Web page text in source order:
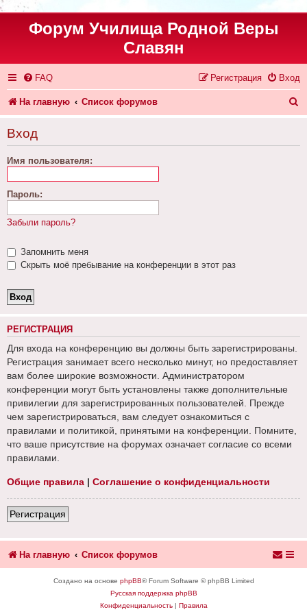
Форум Училища Родной Веры
Славян
FAQ Вход
Регистрация
На главную Список форумов
Вход
Имя пользователя:
Пароль:
Забыли пароль?
Запомнить меня
Скрыть моё пребывание на конференции в этот раз
РЕГИСТРАЦИЯ
Для входа на конференцию вы должны быть зарегистрированы.
Регистрация занимает всего несколько минут, но предоставляет
вам более широкие возможности. Администратором
конференции могут быть установлены также дополнительные
привилегии для зарегистрированных пользователей. Прежде
чем зарегистрироваться, вам следует ознакомиться с
правилами и политикой, принятыми на конференции. Помните,
что ваше присутствие на форумах означает согласие со всеми
правилами.
Общие правила | Соглашение о конфиденциальности
Регистрация
На главную Список форумов
Создано на основе phpBB® Forum Software © phpBB Limited
Русская поддержка phpBB
Конфиденциальность| Правила